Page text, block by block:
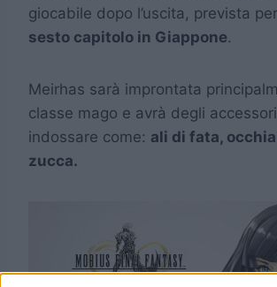
giocabile dopo l’uscita, prevista per
sesto capitolo in Giappone.
Meirhas sarà improntata
classe mago e avrà degli
indossare come: ali di fata,
zucca.